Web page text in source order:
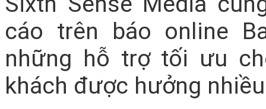
cáo trên báo online
những hỗ trợ tối ưu
khách được hưởng